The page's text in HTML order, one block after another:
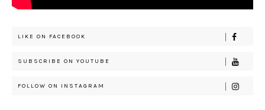
LIKE ON FACEBOOK
SUBSCRIBE ON YOUTUBE
FOLLOW ON INSTAGRAM